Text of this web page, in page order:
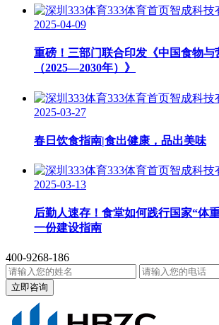
2025-04-09
重磅！三部门联合印发《中国食物与
（2025—2030年）》
2025-03-27
春日饮食指南|食出健康，品出美味
2025-03-13
后勤人速存！食堂如何践行国家“体
一份建设指南
400-9268-186
立即咨询